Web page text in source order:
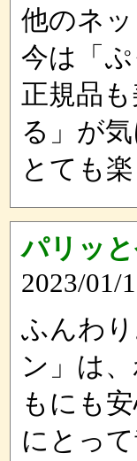
他のネ
今は「
正規品
る」が
とても
パリッ
2023/01/
ふんわ
ン」は
もにも
にとっ